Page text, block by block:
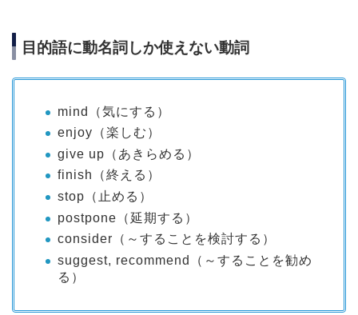
目的語に動名詞しか使えない動詞
mind（気にする）
enjoy（楽しむ）
give up（あきらめる）
finish（終える）
stop（止める）
postpone（延期する）
consider（～することを検討する）
suggest, recommend（～することを勧め
る）